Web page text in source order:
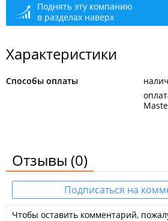
Поднять эту компанию
в разделах наверх
Характеристики
Способы оплаты
Отзывы (0)
Подписаться на
Чтобы оставить комментарий,